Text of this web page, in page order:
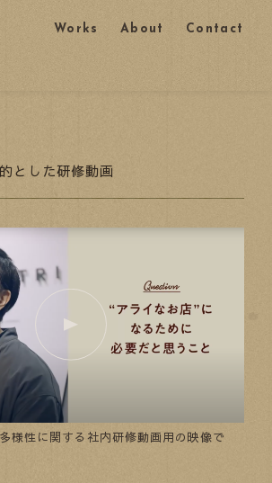
Works About Contact
とした研修動画
様性に関する社内研修動画用の映像で